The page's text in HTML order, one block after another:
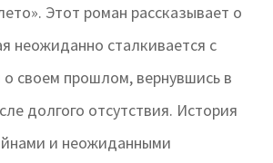
Этот роман рассказывает о
неожиданно сталкивается с
своем прошлом, вернувшись в
долгого отсутствия. История
и неожиданными